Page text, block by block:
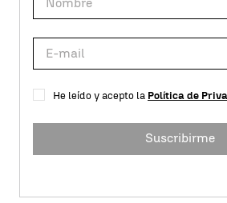
He leído y acepto la Política de
Suscribirme